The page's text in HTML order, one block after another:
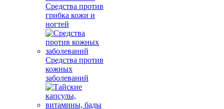
Средства против
грибка кожи и
ногтей
Средства против
кожных
заболеваний